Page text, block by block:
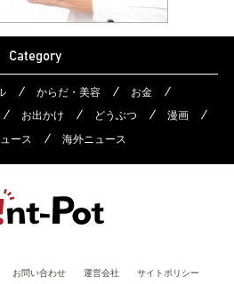
Category
からだ・美容
お金
お出かけ どうぶつ
漫画
ース 海外ニュース
お問い合わせ 運営会社 サイトポリシー